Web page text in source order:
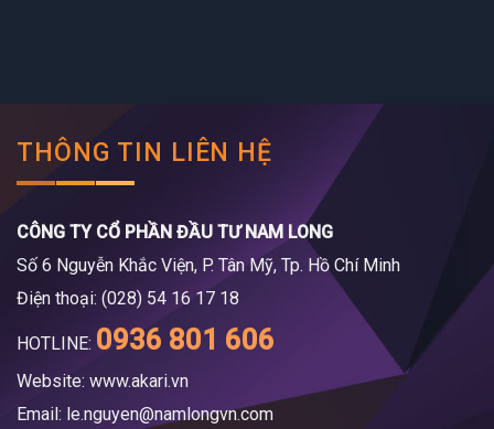
THÔNG TIN LIÊN HỆ
CÔNG TY CỔ PHẦN ĐẦU TƯ NAM LONG
Số 6 Nguyễn Khắc Viện, P. Tân Mỹ, Tp. Hồ Chí Minh
Điện thoại: (028) 54 16 17 18
HOTLINE: 0936 801 606
Website: www.akari.vn
Email: le.nguyen@namlongvn.com